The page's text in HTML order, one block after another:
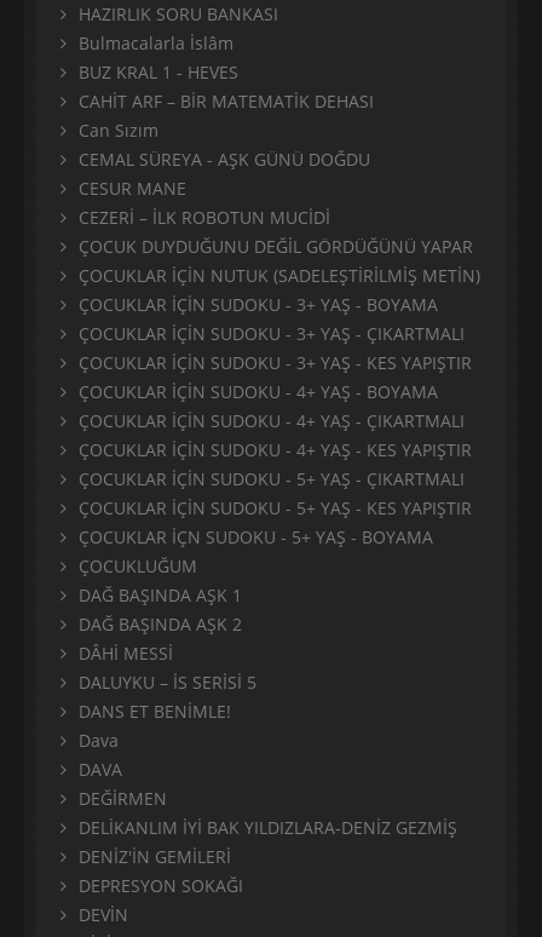
HAZIRLIK SORU BANKASI
Bulmacalarla İslâm
BUZ KRAL 1 - HEVES
CAHİT ARF – BİR MATEMATİK DEHASI
Can Sızım
CEMAL SÜREYA - AŞK GÜNÜ DOĞDU
CESUR MANE
CEZERİ – İLK ROBOTUN MUCİDİ
ÇOCUK DUYDUĞUNU DEĞİL GÖRDÜĞÜNÜ YAPAR
ÇOCUKLAR İÇİN NUTUK (SADELEŞTİRİLMİŞ METİN)
ÇOCUKLAR İÇİN SUDOKU - 3+ YAŞ - BOYAMA
ÇOCUKLAR İÇİN SUDOKU - 3+ YAŞ - ÇIKARTMALI
ÇOCUKLAR İÇİN SUDOKU - 3+ YAŞ - KES YAPIŞTIR
ÇOCUKLAR İÇİN SUDOKU - 4+ YAŞ - BOYAMA
ÇOCUKLAR İÇİN SUDOKU - 4+ YAŞ - ÇIKARTMALI
ÇOCUKLAR İÇİN SUDOKU - 4+ YAŞ - KES YAPIŞTIR
ÇOCUKLAR İÇİN SUDOKU - 5+ YAŞ - ÇIKARTMALI
ÇOCUKLAR İÇİN SUDOKU - 5+ YAŞ - KES YAPIŞTIR
ÇOCUKLAR İÇN SUDOKU - 5+ YAŞ - BOYAMA
ÇOCUKLUĞUM
DAĞ BAŞINDA AŞK 1
DAĞ BAŞINDA AŞK 2
DÂHİ MESSİ
DALUYKU – İS SERİSİ 5
DANS ET BENİMLE!
Dava
DAVA
DEĞİRMEN
DELİKANLIM İYİ BAK YILDIZLARA-DENİZ GEZMİŞ
DENİZ'İN GEMİLERİ
DEPRESYON SOKAĞI
DEVİN